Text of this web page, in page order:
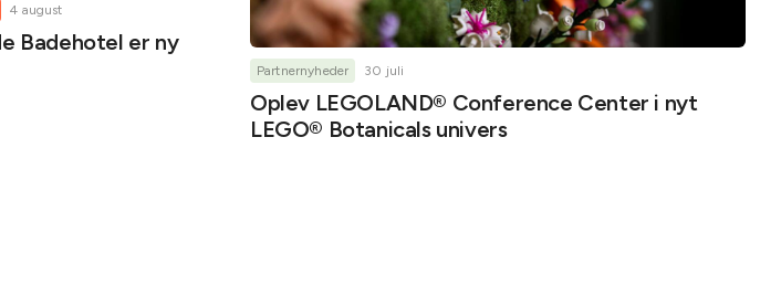
4 august
Badehotel er ny
Partnernyheder 30 juli
Oplev LEGOLAND® Conference Center i nyt
LEGO® Botanicals univers